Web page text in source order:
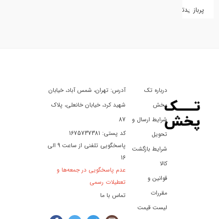
کفش
سفر
تفریح
پربازدیدترین
درباره تک
پخش
شرایط ارسال و
تحویل
شرایط بازگشت
کالا
قوانین و
مقررات
لیست قیمت
آدرس: تهران، شمس آباد، خیابان
شهید کرد، خیابان خانعلی، پلاک
87
کد پستی: 1675737381
پاسخگویی تلفنی از ساعت 9 الی
16
عدم پاسخگویی در جمعه‌ها و
تعطیلات رسمی
تماس با ما